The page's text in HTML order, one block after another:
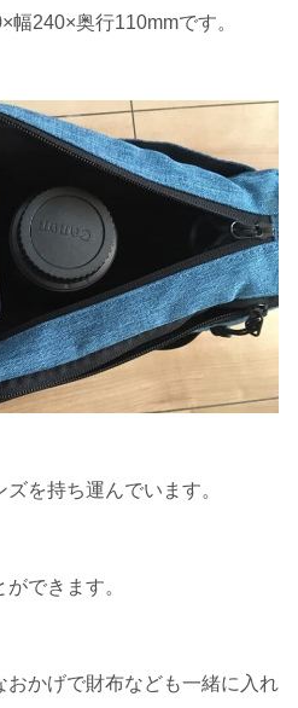
幅240×奥行110mmです。
を持ち運んでいます。
できます。
おかげで財布なども一緒に入れ